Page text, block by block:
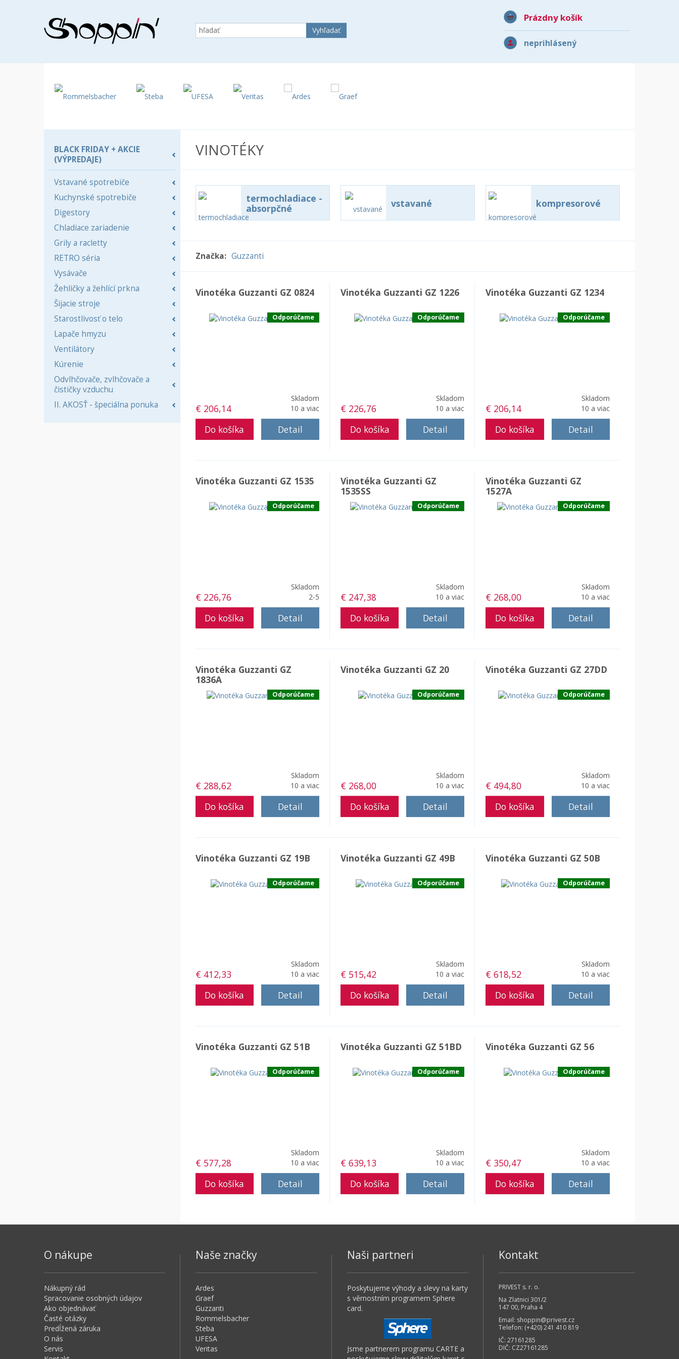
Prázdny košík
neprihlásený
BLACK FRIDAY + AKCIE
(VÝPREDAJE)
Vstavané spotrebiče
Kuchynské spotrebiče
Digestory
Chladiace zariadenie
Grily a racletty
RETRO séria
Vysávače
Žehličky a žehlící prkna
Šijacie stroje
Starostlivosť o telo
Lapače hmyzu
Ventilátory
Kúrenie
Odvlhčovače, zvlhčovače a
čističky vzduchu
II. AKOSŤ - špeciálna ponuka
VINOTÉKY
termochladiace -
absorpčné
vstavané kompresorové
Značka: Guzzanti
Vinotéka Guzzanti GZ 0824
Odporúčame
€ 206,14
Skladom
10 a viac
Detail
Vinotéka Guzzanti GZ 1226
Odporúčame
€ 226,76
Skladom
10 a viac
Detail
Vinotéka Guzzanti GZ 1234
Odporúčame
€ 206,14
Skladom
10 a viac
Detail
Vinotéka Guzzanti GZ 1535
Odporúčame
€ 226,76
Skladom
2-5
Detail
Vinotéka Guzzanti GZ
1535SS
Odporúčame
€ 247,38
Skladom
10 a viac
Detail
Vinotéka Guzzanti GZ
1527A
Odporúčame
€ 268,00
Skladom
10 a viac
Detail
Vinotéka Guzzanti GZ
1836A
Odporúčame
€ 288,62
Skladom
10 a viac
Detail
Vinotéka Guzzanti GZ 20
Odporúčame
€ 268,00
Skladom
10 a viac
Detail
Vinotéka Guzzanti GZ 27DD
Odporúčame
€ 494,80
Skladom
10 a viac
Detail
Vinotéka Guzzanti GZ 19B
Odporúčame
€ 412,33
Skladom
10 a viac
Detail
Vinotéka Guzzanti GZ 49B
Odporúčame
€ 515,42
Skladom
10 a viac
Detail
Vinotéka Guzzanti GZ 50B
Odporúčame
€ 618,52
Skladom
10 a viac
Detail
Vinotéka Guzzanti GZ 51B
Odporúčame
€ 577,28
Skladom
10 a viac
Detail
Vinotéka Guzzanti GZ 51BD
Odporúčame
€ 639,13
Skladom
10 a viac
Detail
Vinotéka Guzzanti GZ 56
Odporúčame
€ 350,47
Skladom
10 a viac
Detail
O nákupe
Nákupný rád
Spracovanie osobných údajov
Ako objednávať
Časté otázky
Predĺžená záruka
O nás
Servis
Naše značky
Ardes
Graef
Guzzanti
Rommelsbacher
Steba
UFESA
Veritas
Naši partneri
Poskytujeme výhody a slevy na karty
s věrnostním programem Sphere
card.
Jsme partnerem programu CARTE a
Kontakt
PRIVEST s. r. o.
Na Zlatnici 301/2
147 00, Praha 4
Email: shoppin@privest.cz
Telefon: (+420) 241 410 819
IČ: 27161285
DIČ: CZ27161285